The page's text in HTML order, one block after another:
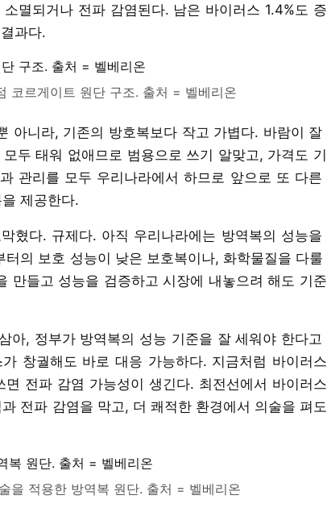
멸되거나 전파 감염된다. 남은 바이러스 1.4%도
과다.
코르게이트 원단 구조. 출처 = 벨베리온
아니라, 기존의 방호복보다 작고 가볍다. 바람이 잘
두 태워 없애므로 범용으로 쓰기 알맞고, 가격도
관리를 모두 우리나라에서 하므로 앞으로 또 다른
제공한다.
혔다. 규제다. 아직 우리나라에는 방역복의 성능을
의 보호 성능이 낮은 보호복이나, 화학물질을 다룰
만들고 성능을 검증하고 시장에 내놓으려 해도 기
아, 정부가 방역복의 성능 기준을 잘 세워야 한다고
창궐해도 바로 대응 가능하다. 지금처럼 바이러
전파 감염 가능성이 생긴다. 최전선에서 바이러
전파 감염을 막고, 더 쾌적한 환경에서 의술을 펴
을 적용한 방역복 원단. 출처 = 벨베리온